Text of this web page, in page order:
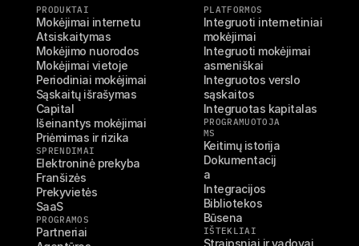
PRODUKTAI
Mokėjimai internetu
Atsiskaitymas
Mokėjimo nuorodos
Mokėjimai vietoje
Periodiniai mokėjimai
Sąskaitų išrašymas
Capital
Išeinantys mokėjimai
Priėmimas ir rizika
SPRENDIMAI
Elektroninė prekyba
Franšizės
Prekyvietės
SaaS
PROGRAMOS
Partneriai
PLATFORMOS
Integruoti internetiniai
mokėjimai
Integruoti mokėjimai
asmeniškai
Integruotos verslo
sąskaitos
Integruotas kapitalas
PROGRAMUOTOJA
MS
Keitimų istorija
Dokumentacij
a
Integracijos
Bibliotekos
Būsena
IŠTEKLIAI
Straipsniai ir vadovai